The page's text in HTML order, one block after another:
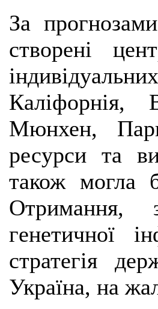
За
створені
Мюнхен,
ресурси та
також могла
Отримання,
генетичної
стратегія
Україна, на